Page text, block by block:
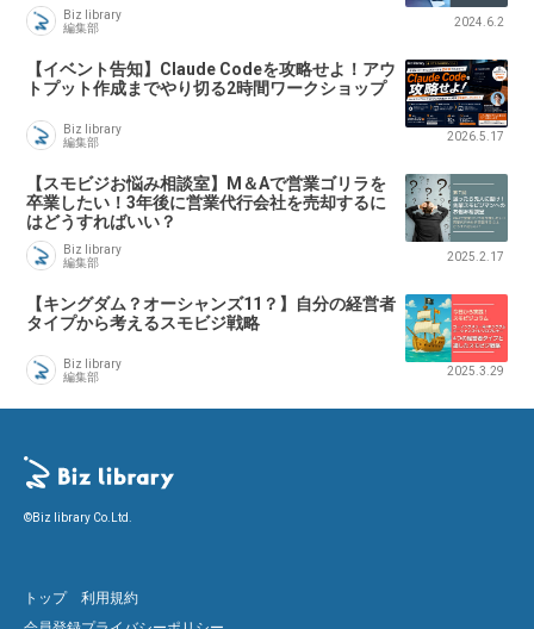
Biz library
編集部
2024.6.2
【イベント告知】Claude Codeを攻略せよ！アウ
トプット作成までやり切る2時間ワークショップ
Biz library
編集部
2026.5.17
【スモビジお悩み相談室】M＆Aで営業ゴリラを
卒業したい！3年後に営業代行会社を売却するに
はどうすればいい？
Biz library
編集部
2025.2.17
【キングダム？オーシャンズ11？】自分の経営者
タイプから考えるスモビジ戦略
Biz library
編集部
2025.3.29
©Biz library Co.Ltd.
トップ
利用規約